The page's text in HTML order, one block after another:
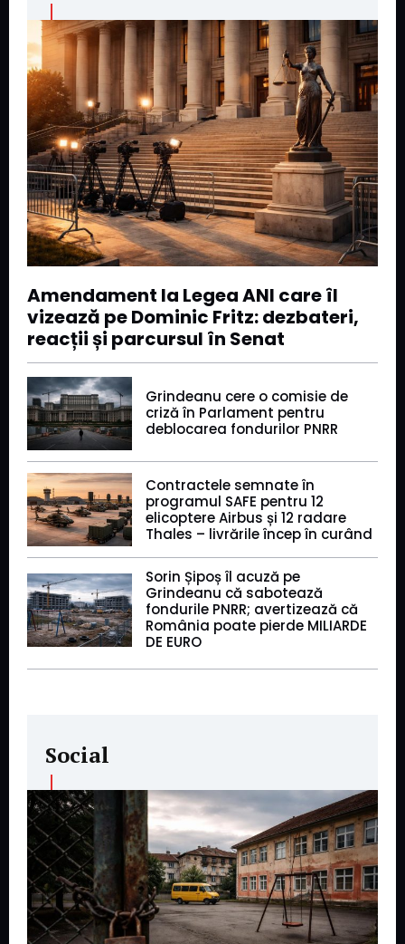
Amendament la Legea ANI care îl
vizează pe Dominic Fritz: dezbateri,
reacții și parcursul în Senat
Grindeanu cere o comisie de
criză în Parlament pentru
deblocarea fondurilor PNRR
Contractele semnate în
programul SAFE pentru 12
elicoptere Airbus și 12 radare
Thales – livrările încep în curând
Sorin Șipoș îl acuză pe
Grindeanu că sabotează
fondurile PNRR; avertizează că
România poate pierde MILIARDE
DE EURO
Social